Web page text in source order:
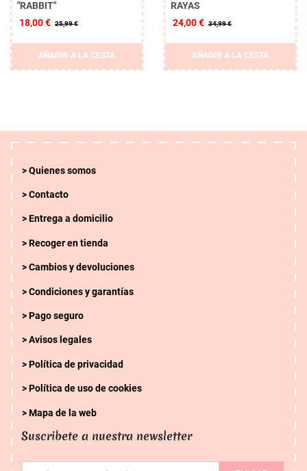
"RABBIT"
18,00 € 25,99 €
AÑADIR A LA CESTA
RAYAS
24,00 € 34,99 €
AÑADIR A LA CESTA
Quienes somos
Contacto
Entrega a domicilio
Recoger en tienda
Cambios y devoluciones
Condiciones y garantías
Pago seguro
Avisos legales
Política de privacidad
Política de uso de cookies
Mapa de la web
Suscribete a nuestra newsletter